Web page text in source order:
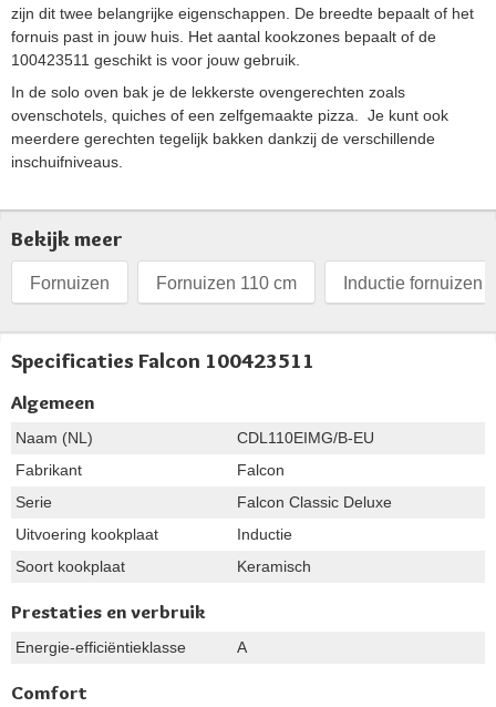
zijn dit twee belangrijke eigenschappen. De breedte bepaalt of het
fornuis past in jouw huis. Het aantal kookzones bepaalt of de
100423511 geschikt is voor jouw gebruik.
In de solo oven bak je de lekkerste ovengerechten zoals
ovenschotels, quiches of een zelfgemaakte pizza. Je kunt ook
meerdere gerechten tegelijk bakken dankzij de verschillende
inschuifniveaus.
Bekijk meer
Fornuizen Fornuizen 110 cm Inductie fornuizen
Specificaties Falcon 100423511
Algemeen
Naam (NL)
CDL110EIMG/B-EU
Fabrikant
Falcon
Serie
Falcon Classic Deluxe
Uitvoering kookplaat
Inductie
Soort kookplaat
Keramisch
Prestaties en verbruik
Energie-efficiëntieklasse A
Comfort